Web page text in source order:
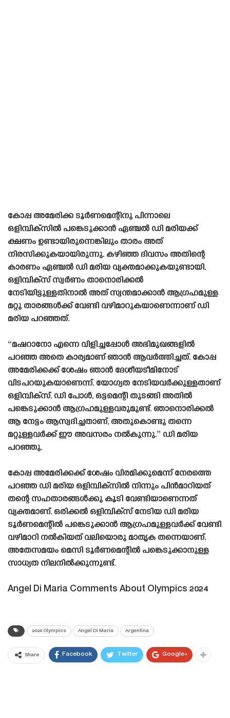
കോപ്പ അമേരിക്ക ടൂർണമെന്റിനു പിന്നാലെ
ഒളിമ്പിക്‌സിൽ പങ്കെടുക്കാൻ ഏഞ്ചൽ ഡി മരിയക്ക്
ക്ഷണം ഉണ്ടായിരുന്നെങ്കിലും താരം അത്
നിരസിക്കുകയായിരുന്നു. കഴിഞ്ഞ ദിവസം അതിന്റെ
കാരണം ഏഞ്ചൽ ഡി മരിയ വ്യക്തമാക്കുകയുണ്ടായി.
ഒളിമ്പിക്‌സ് സ്വർണം താനൊരിക്കൽ
നേടിയിട്ടുള്ളതിനാൽ അത് സ്വന്തമാക്കാൻ ആഗ്രഹമുള്ള
മറ്റു താരങ്ങൾക്ക് വേണ്ടി വഴിമാറുകയാണെന്നാണ് ഡി
മരിയ പറഞ്ഞത്.
“മഷറാനോ എന്നെ വിളിച്ചപ്പോൾ അഭിമുഖങ്ങളിൽ
പറഞ്ഞ അതെ കാര്യമാണ് ഞാൻ ആവർത്തിച്ചത്. കോപ്പ
അമേരിക്കക്ക് ശേഷം ഞാൻ ദേശീയടീമിനോട്
വിടപറയുകയാണെന്ന്. യോഗ്യത നേടിയവർക്കുള്ളതാണ്
ഒളിമ്പിക്‌സ്. ഡി പോൾ, ഒട്ടമെന്റി തുടങ്ങി അതിൽ
പങ്കെടുക്കാൻ ആഗ്രഹമുള്ളവരുമുണ്ട്. ഞാനൊരിക്കൽ
ആ നേട്ടം ആസ്വദിച്ചതാണ്, അതുകൊണ്ടു തന്നെ
മറ്റുള്ളവർക്ക് ഈ അവസരം നൽകുന്നു.” ഡി മരിയ
പറഞ്ഞു.
കോപ്പ അമേരിക്കക്ക് ശേഷം വിരമിക്കുമെന്ന് നേരത്തെ
പറഞ്ഞ ഡി മരിയ ഒളിമ്പിക്‌സിൽ നിന്നും പിൻമാറിയത്
തന്റെ സഹതാരങ്ങൾക്കു കൂടി വേണ്ടിയാണെന്നത്
വ്യക്തമാണ്. ഒരിക്കൽ ഒളിമ്പിക്‌സ് നേടിയ ഡി മരിയ
ടൂർണമെന്റിൽ പങ്കെടുക്കാൻ ആഗ്രഹമുള്ളവർക്ക് വേണ്ടി
വഴിമാറി നൽകിയത് വലിയൊരു മാതൃക തന്നെയാണ്.
അതേസമയം മെസി ടൂർണമെന്റിൽ പങ്കെടുക്കാനുള്ള
സാധ്യത നിലനിൽക്കുന്നുണ്ട്.
Angel Di Maria Comments About Olympics 2024
2024 Olympics Angel Di Maria Argentina
Share Facebook Twitter Google+